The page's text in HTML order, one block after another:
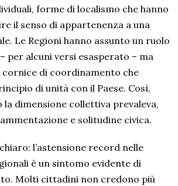
forme di localismo che hanno
il senso di appartenenza a una
Le Regioni hanno assunto un ruolo
per alcuni versi esasperato – ma
cornice di coordinamento che
di unità con il Paese. Così,
la dimensione collettiva prevaleva,
e solitudine civica.
l’astensione record nelle
è un sintomo evidente di
Molti cittadini non credono più